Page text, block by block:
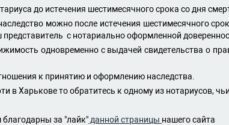
до истечения шестимесячного срока со дня
можно после истечения шестимесячного
с нотариально оформленной
одновременно с выдачей свидетельства о
к принятию и оформлению наследства.
в Харькове то обратитесь к одному из нотариусов,
за "лайк" данной страницы нашего сайта